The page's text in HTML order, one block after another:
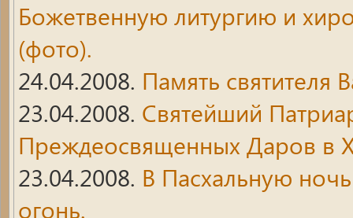
Божетвенную литургию и
(фото).
24.04.2008. Память святителя
23.04.2008. Святейший
Преждеосвященных Даров в
23.04.2008. В Пасхальную
огонь.